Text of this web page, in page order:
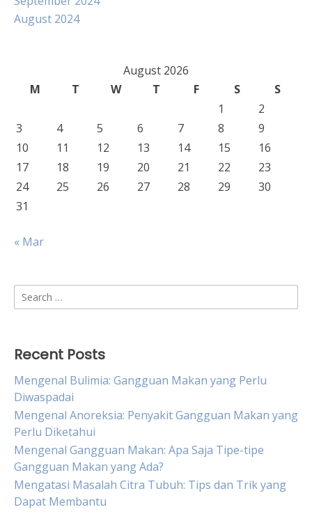
August 2024
August 2026
M
T W T F S
S
1
2
3
4 5 6 7 8
9
10
11 12 13 14 15
16
17
18 19 20 21 22
23
24
25 26 27 28 29
30
31
« Mar
Search
for:
Recent Posts
Mengenal Bulimia: Gangguan Makan yang Perlu
Diwaspadai
Mengenal Anoreksia: Penyakit Gangguan Makan yang
Perlu Diketahui
Mengenal Gangguan Makan: Apa Saja Tipe-tipe
Gangguan Makan yang Ada?
Mengatasi Masalah Citra Tubuh: Tips dan Trik yang
Dapat Membantu